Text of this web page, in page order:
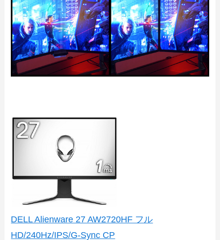
DELL Alienware 27 AW2720HF フル
HD/240Hz/IPS/G-Sync CP